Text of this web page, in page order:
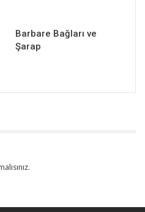
Barbare Bağları ve
Şarap
.